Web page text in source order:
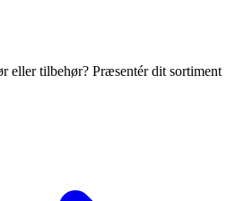
eller tilbehør? Præsentér dit sortiment